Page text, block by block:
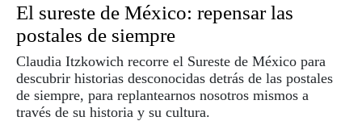
El sureste de México: repensar las
postales de siempre
Claudia Itzkowich recorre el Sureste de México para
descubrir historias desconocidas detrás de las postales
de siempre, para replantearnos nosotros mismos a
través de su historia y su cultura.